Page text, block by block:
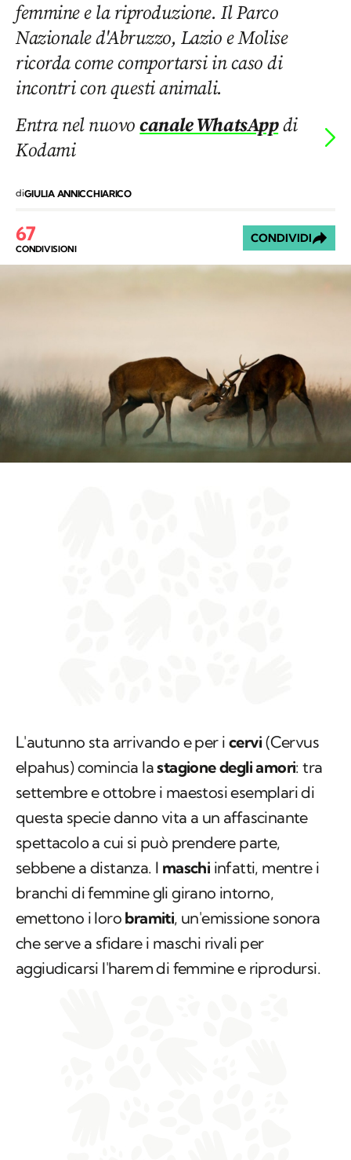
femmine e la riproduzione. Il Parco
Nazionale d'Abruzzo, Lazio e Molise
ricorda come comportarsi in caso di
incontri con questi animali.
Entra nel nuovocanale WhatsAppdi
Kodami
diGIULIA ANNICCHIARICO
67
CONDIVISIONI
CONDIVIDI
L'autunno sta arrivando e per i cervi (Cervus
elpahus) comincia lastagione degli amori: tra
settembre e ottobre i maestosi esemplari di
questa specie danno vita a un affascinante
spettacolo a cui si può prendere parte,
sebbene a distanza. I maschi infatti, mentre i
branchi di femmine gli girano intorno,
emettono i loro bramiti, un'emissione sonora
che serve a sfidare i maschi rivali per
aggiudicarsi l'harem di femmine e riprodursi.